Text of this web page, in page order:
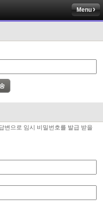
Menu
변으로 임시 비밀번호를 발급 받을